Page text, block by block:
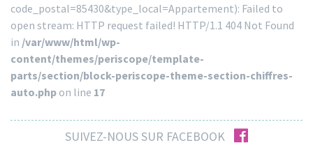
code_postal=85430&type_local=Appartement): Failed to
open stream: HTTP request failed! HTTP/1.1 404 Not Found
in /var/www/html/wp-
content/themes/periscope/template-
parts/section/block-periscope-theme-section-chiffres-
auto.php on line 17
SUIVEZ-NOUS SUR FACEBOOK facebook